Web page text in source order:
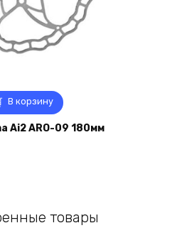
В корзину
Ai2 ARO-09 180мм
товары